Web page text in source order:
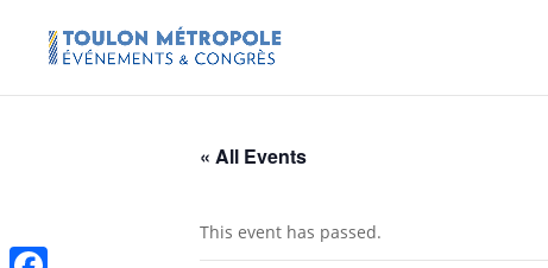
« All Events
This event has passed.